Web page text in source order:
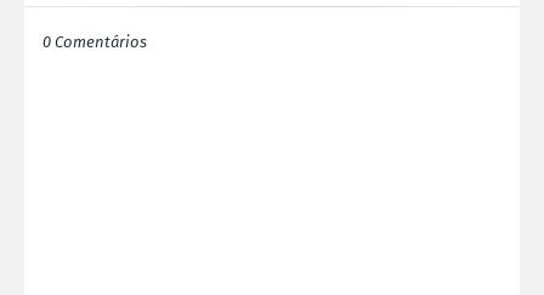
0 Comentários